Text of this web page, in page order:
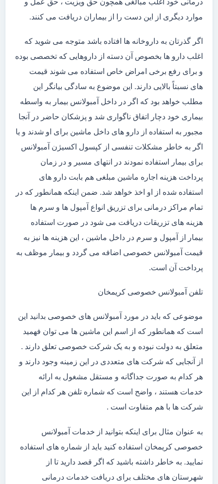
موارد دیگری از این دست را از بیماران دریافت می کنند.
اگر گذرتان به داروخانه ها افتاده باشد متوجه می شوید که
اغلب دارو ها بخصوص آن دسته از داروهایی که تخصصی بوده
و برای رفع برخی امراض خاص استفاده می شوند قیمت
های نسبتاً بالایی دارند. این موضوع به سادگی بیانگر این
مطلب خواهد بود که اگر در داخل آمبولانس بیمار به واسطه
بیماری خود دچار اتفاق ناگواری شد و پزشکان حاضر در آنجا
مجبور به استفاده از دارو های داخل ماشین برای او شدند و یا
اگر به خاطر مشکلات تنفسی از کپسول اکسیژن آمبولانس
برای بیمار استفاده نمودند در انتهای مسیر و در زمان
پرداخت هزینه اجاره ماشین مبلغی هم بابت دارو های
استفاده شده از او اخذ خواهد شد. ضمن اینکه همانطور که در
تمام مراکز درمانی برای تزریق انواع آمپول ها و سرم ها
هزینه های تزریقات دریافت می شود در صورت استفاده
بیمار از آمپول و سرم در داخل ماشین ، این هزینه ها نیز به
قیمت آمبولانس خصوصی اضافه می گردد و بیمار موظف به
پرداخت آن است.
تلفن آمبولانس خصوصی کریمخان
موضوعی که باید در مورد آمبولانس های خصوصی بدانید این
است که همانطور که از اسم این ماشین ها می توان فهمید
متعلق به دولت نبوده و به یک شرکت خصوصی تعلق دارند .
از آنجایی که شرکت های متعددی در این زمینه وجود دارند و
هر کدام به صورت جداگانه و مستقل مشغول به ارائه
خدمات هستند ، واضح است که شماره تلفن هر کدام از این
شرکت ها با هم متفاوت است .
به عنوان مثال برای اینکه بتوانید از خدمات آمبولانس
خصوصی کریمخان استفاده کنید باید از شماره های استفاده
نمایید. به خاطر داشته باشید که اگر قصد دارید تا از
شهرستان های مختلف برای دریافت خدمات درمانی